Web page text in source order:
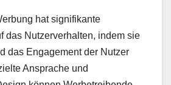
hat signifikante
das Nutzerverhalten, indem sie
das Engagement der Nutzer
Ansprache und